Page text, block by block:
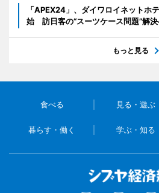
「APEX24」、ダイワロイネットホ
始 訪日客の“スーツケース問題”解
もっと見る
食べる 見る・遊ぶ
暮らす・働く 学ぶ・知る